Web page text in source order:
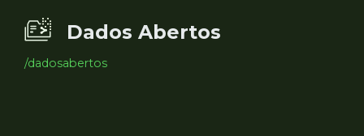
Dados Abertos
/dadosabertos